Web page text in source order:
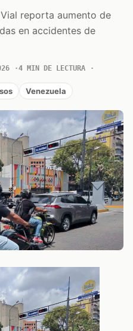
reporta aumento de
en accidentes de
4 MIN DE LECTURA
Venezuela